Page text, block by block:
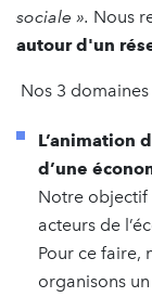
sociale ». Nous
autour d'un
Nos 3
L’animation
d’une
Notre objectif
acteurs de
Pour ce faire,
organisons